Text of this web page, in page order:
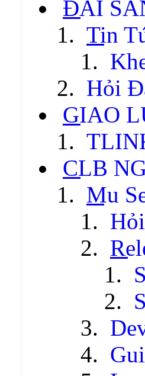
ĐẠI
Tin
Hỏi
GIAO
CLB
Mu